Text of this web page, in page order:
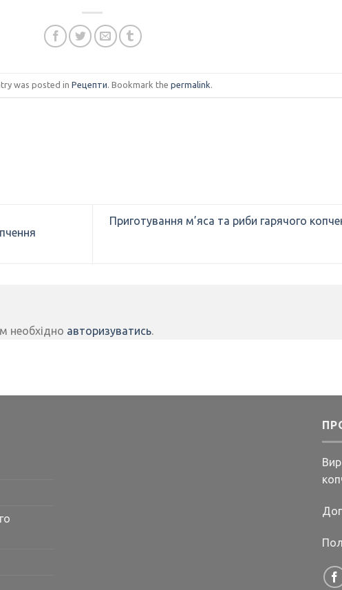
was posted inРецепти. Bookmark thepermalink.
Приготування м’яса та риби гарячого
необхідно авторизуватись.